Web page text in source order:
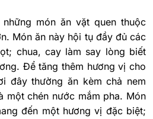
món ăn vặt quen thuộc
Món ăn này hội tụ đầy đủ các
chua, cay làm say lòng biết
Để tăng thêm hương vị cho
đây thường ăn kèm chả nem
một chén nước mắm pha. Món
đến một hương vị đặc biệt;